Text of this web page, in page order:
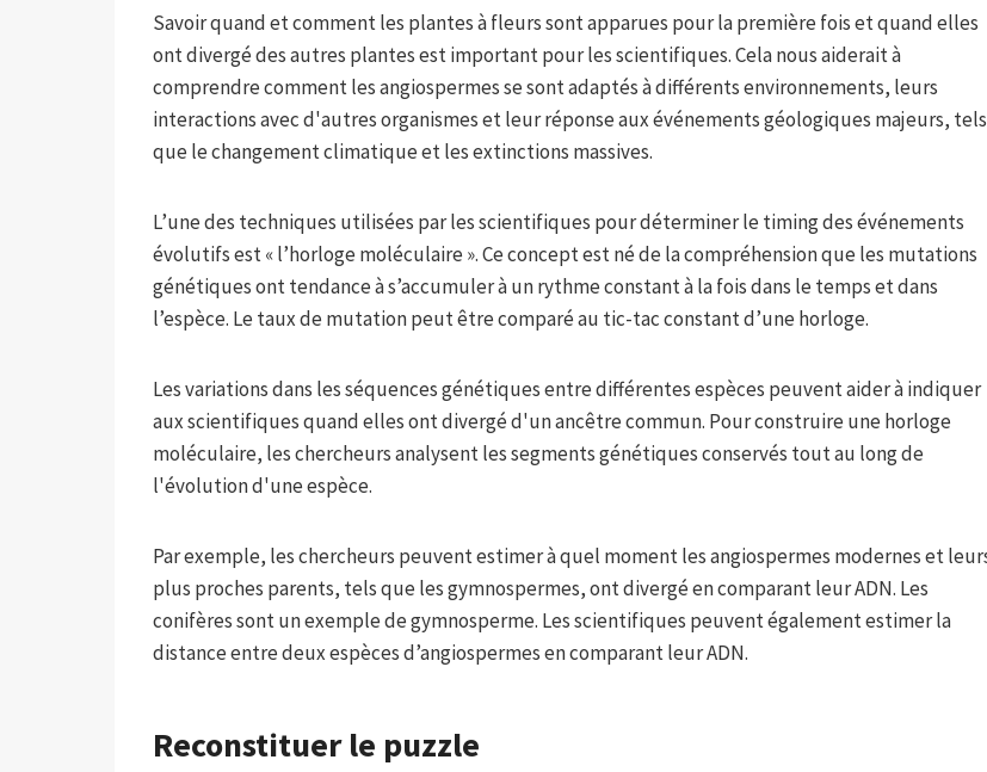
Savoir quand et comment les plantes à fleurs sont apparues pour la première fois et quand elles
ont divergé des autres plantes est important pour les scientifiques. Cela nous aiderait à
comprendre comment les angiospermes se sont adaptés à différents environnements, leurs
interactions avec d'autres organismes et leur réponse aux événements géologiques majeurs, tels
que le changement climatique et les extinctions massives.
L’une des techniques utilisées par les scientifiques pour déterminer le timing des événements
évolutifs est « l’horloge moléculaire ». Ce concept est né de la compréhension que les mutations
génétiques ont tendance à s’accumuler à un rythme constant à la fois dans le temps et dans
l’espèce. Le taux de mutation peut être comparé au tic-tac constant d’une horloge.
Les variations dans les séquences génétiques entre différentes espèces peuvent aider à indiquer
aux scientifiques quand elles ont divergé d'un ancêtre commun. Pour construire une horloge
moléculaire, les chercheurs analysent les segments génétiques conservés tout au long de
l'évolution d'une espèce.
Par exemple, les chercheurs peuvent estimer à quel moment les angiospermes modernes et
plus proches parents, tels que les gymnospermes, ont divergé en comparant leur ADN. Les
conifères sont un exemple de gymnosperme. Les scientifiques peuvent également estimer la
distance entre deux espèces d’angiospermes en comparant leur ADN.
Reconstituer le puzzle